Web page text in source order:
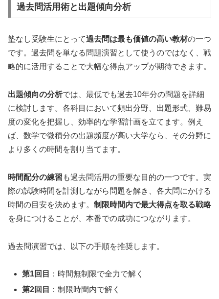
過去問活用術と出題傾向分析
塾なし受験生にとって過去問は最も価値の高い教材の一つ
です。過去問を単なる問題演習として使うのではなく、戦
略的に活用することで大幅な得点アップが期待できます。
出題傾向の分析では、最低でも過去10年分の問題を詳細
に検討します。各科目において頻出分野、出題形式、難易
度の変化を把握し、効率的な学習計画を立てます。例え
ば、数学で微積分の出題頻度が高い大学なら、その分野に
より多くの時間を割り当てます。
時間配分の練習 も過去問活用の重要な目的の一つです。実
際の試験時間を計測しながら問題を解き、各大問にかける
時間の目安を決めます。 制限時間内で最大得点を取る戦略
を身につけることが、本番での成功につながります。
過去問演習では、以下の手順を推奨します。
第1回目
：時間無制限で全力で解く
第2回目
：制限時間内で解く